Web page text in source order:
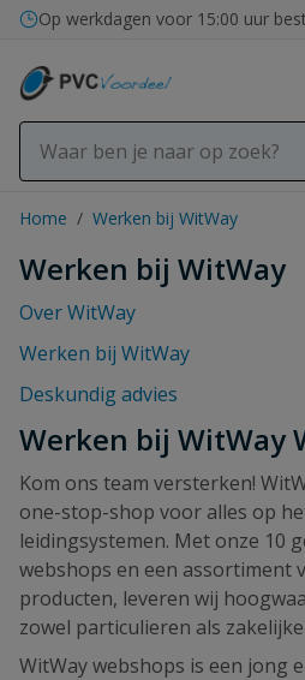
Ga naar de inhoud
Op werkdagen voor 15:00 uur
Home / Werken bij WitWay
Werken bij WitWay
Over WitWay
Werken bij WitWay
Deskundig advies
Werken bij WitWay
Kom ons team versterken!
one-stop-shop voor alles op
leidingsystemen. Met onze 10
webshops en een assortiment
producten, leveren wij
zowel particulieren als
WitWay webshops is een jong